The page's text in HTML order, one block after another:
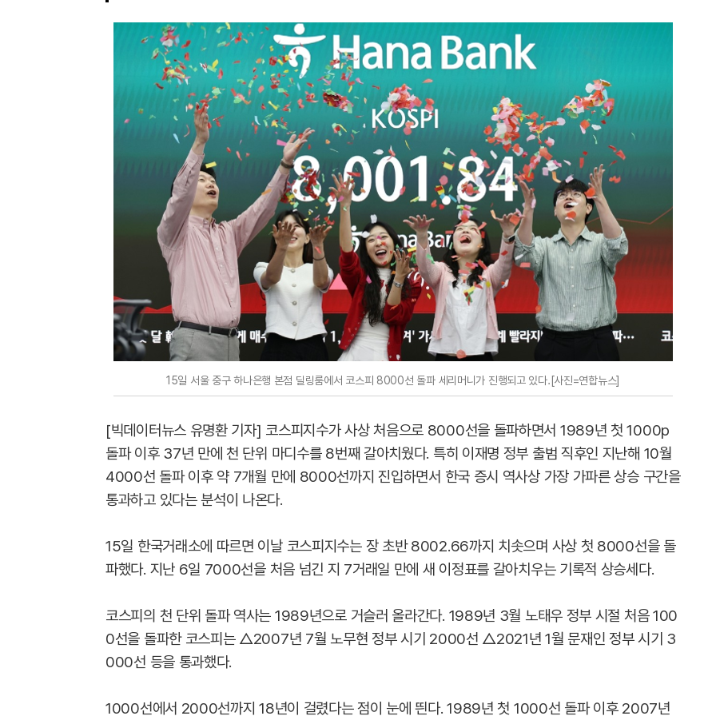
15일 서울 중구 하나은행 본점 딜링룸에서 코스피 8000선 돌파 세리머니가 진행되고 있다.[사진=연합뉴스]
[빅데이터뉴스 유명환 기자] 코스피지수가 사상 처음으로 8000선을 돌파하면서 1989년 첫 1000p
돌파 이후 37년 만에 천 단위 마디수를 8번째 갈아치웠다. 특히 이재명 정부 출범 직후인 지난해 10월
4000선 돌파 이후 약 7개월 만에 8000선까지 진입하면서 한국 증시 역사상 가장 가파른 상승 구간을
통과하고 있다는 분석이 나온다.
15일 한국거래소에 따르면 이날 코스피지수는 장 초반 8002.66까지 치솟으며 사상 첫 8000선을 돌
파했다. 지난 6일 7000선을 처음 넘긴 지 7거래일 만에 새 이정표를 갈아치우는 기록적 상승세다.
코스피의 천 단위 돌파 역사는 1989년으로 거슬러 올라간다. 1989년 3월 노태우 정부 시절 처음 100
0선을 돌파한 코스피는 △2007년 7월 노무현 정부 시기 2000선 △2021년 1월 문재인 정부 시기 3
000선 등을 통과했다.
1000선에서 2000선까지 18년이 걸렸다는 점이 눈에 띈다. 1989년 첫 1000선 돌파 이후 2007년